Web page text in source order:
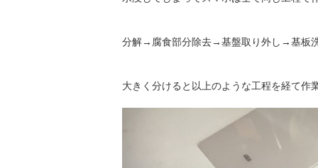
分解→腐食部分除去→基盤取り外し→基板
大きく分けると以上のような工程を経て作